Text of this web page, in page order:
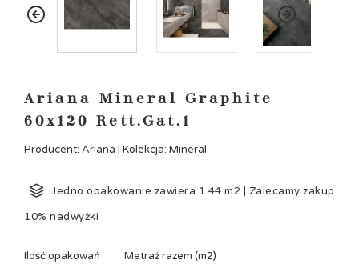
Ariana Mineral Graphite
60x120 Rett.Gat.1
Producent: Ariana | Kolekcja: Mineral
Jedno opakowanie zawiera 1.44 m2 | Zalecamy zakup
10% nadwyżki
Ilość opakowań Metraż razem (m2)